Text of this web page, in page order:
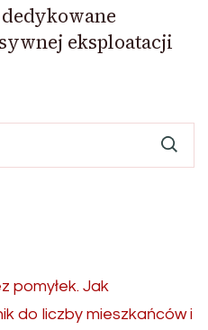
eksploatacji
pomyłek. Jak
do liczby mieszkańców i